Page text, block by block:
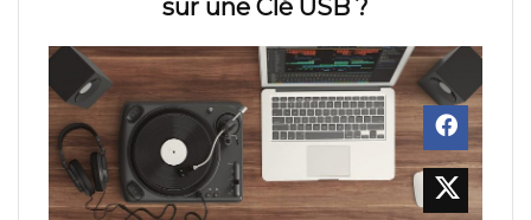
sur une Clé USB ?